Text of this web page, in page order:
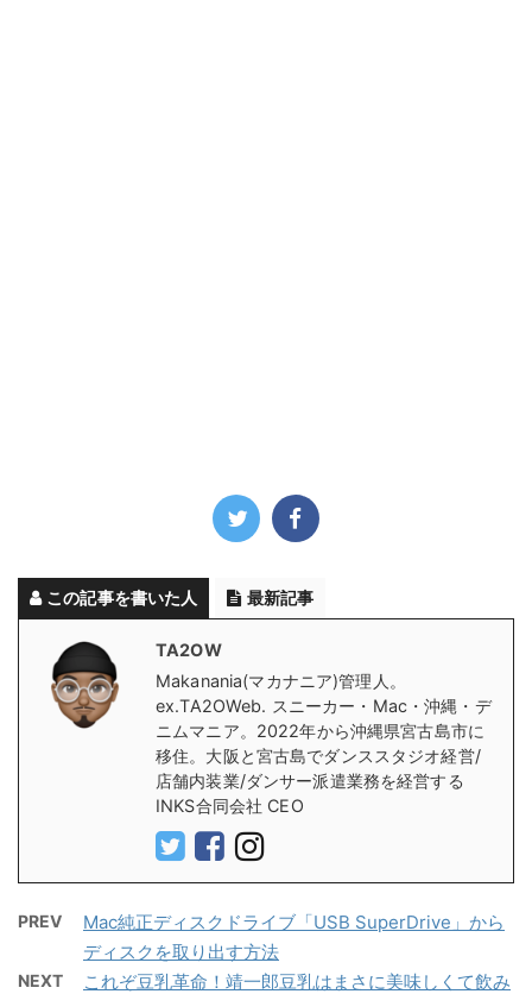
この記事を書いた人 最新記事
TA2OW
Makanania(マカナニア)管理人。
ex.TA2OWeb. スニーカー・Mac・沖縄・デ
ニムマニア。2022年から沖縄県宮古島市に
移住。大阪と宮古島でダンススタジオ経営/
店舗内装業/ダンサー派遣業務を経営する
INKS合同会社 CEO
PREV
Mac純正ディスクドライブ「USB SuperDrive」から
ディスクを取り出す方法
NEXT
これぞ豆乳革命！靖一郎豆乳はまさに美味しくて飲み